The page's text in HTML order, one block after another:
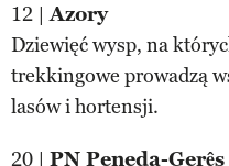
12 |Azory
Dziewięć wysp, na
trekkingowe prowadzą
lasów i hortensji.
20 | PN Peneda-Gerês